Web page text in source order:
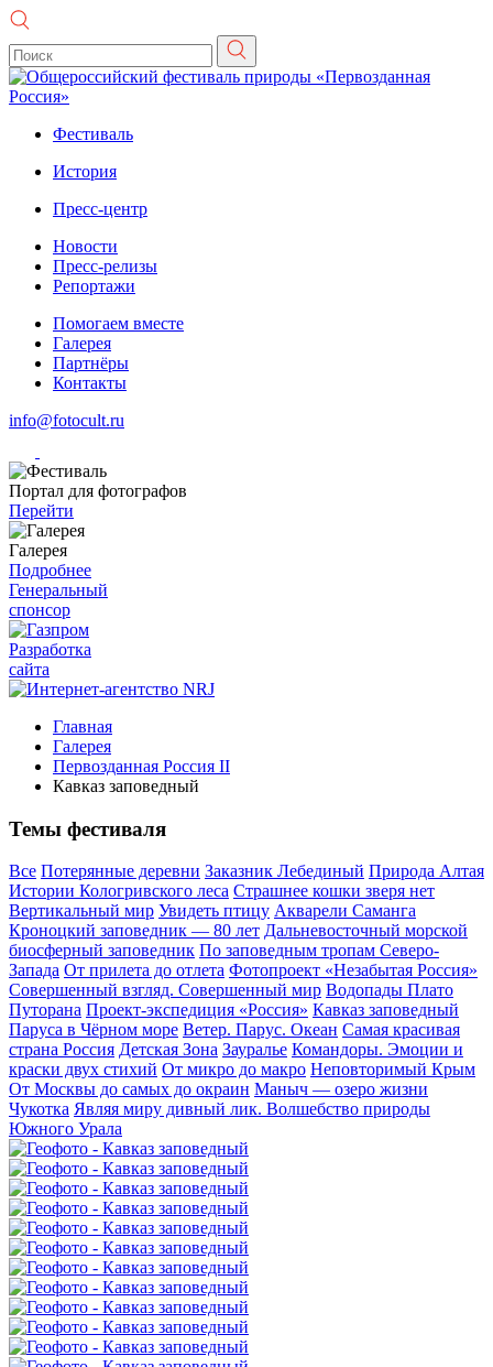
Фестиваль
История
Пресс-центр
Новости
Пресс-релизы
Репортажи
Помогаем вместе
Галерея
Партнёры
Контакты
info@fotocult.ru
Портал для фотографов
Перейти
Галерея
Подробнее
Генеральный
спонсор
Разработка
сайта
Главная
Галерея
Первозданная Россия II
Кавказ заповедный
Темы фестиваля
Все Потерянные деревни Заказник Лебединый Природа Алтая
Истории Кологривского леса Страшнее кошки зверя нет
Вертикальный мир Увидеть птицу Акварели Саманга
Кроноцкий заповедник — 80 лет Дальневосточный морской
биосферный заповедник По заповедным тропам Северо-
Запада От прилета до отлета Фотопроект «Незабытая Россия»
Совершенный взгляд. Совершенный мир Водопады Плато
Путорана Проект-экспедиция «Россия» Кавказ заповедный
Паруса в Чёрном море Ветер. Парус. Океан Самая красивая
страна Россия Детская Зона Зауралье Командоры. Эмоции и
краски двух стихий От микро до макро Неповторимый Крым
От Москвы до самых до окраин Маныч — озеро жизни
Чукотка Являя миру дивный лик. Волшебство природы
Южного Урала